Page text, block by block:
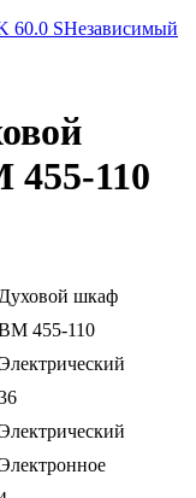
60.0 SНезависимый
455-110
Духовой шкаф
455-110